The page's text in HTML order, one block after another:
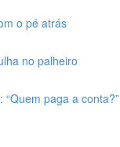
o pé atrás
no palheiro
“Quem paga a conta?”